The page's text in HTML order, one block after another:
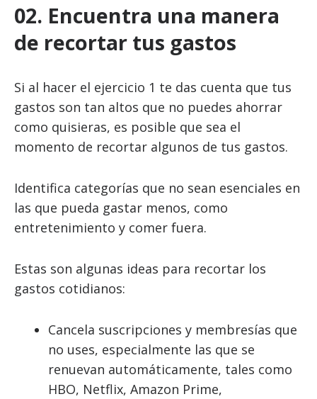
02. Encuentra una manera
de recortar tus gastos
Si al hacer el ejercicio 1 te das cuenta que tus
gastos son tan altos que no puedes ahorrar
como quisieras, es posible que sea el
momento de recortar algunos de tus gastos.
Identifica categorías que no sean esenciales en
las que pueda gastar menos, como
entretenimiento y comer fuera.
Estas son algunas ideas para recortar los
gastos cotidianos:
Cancela suscripciones y membresías que
no uses, especialmente las que se
renuevan automáticamente, tales como
HBO, Netflix, Amazon Prime,